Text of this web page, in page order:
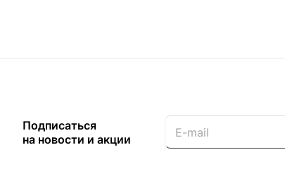
Подписаться
на новости и акции